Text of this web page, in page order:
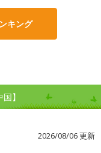
キング
】
2026/08/06 更新